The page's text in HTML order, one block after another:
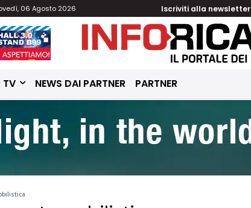
06 Agosto 2026 Iscriviti alla newsletter
TV NEWS DAI PARTNER PARTNER